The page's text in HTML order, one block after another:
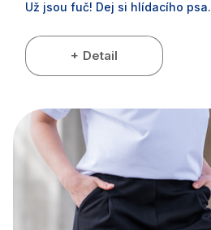
Už jsou fuč! Dej si hlídacího psa.
Detail